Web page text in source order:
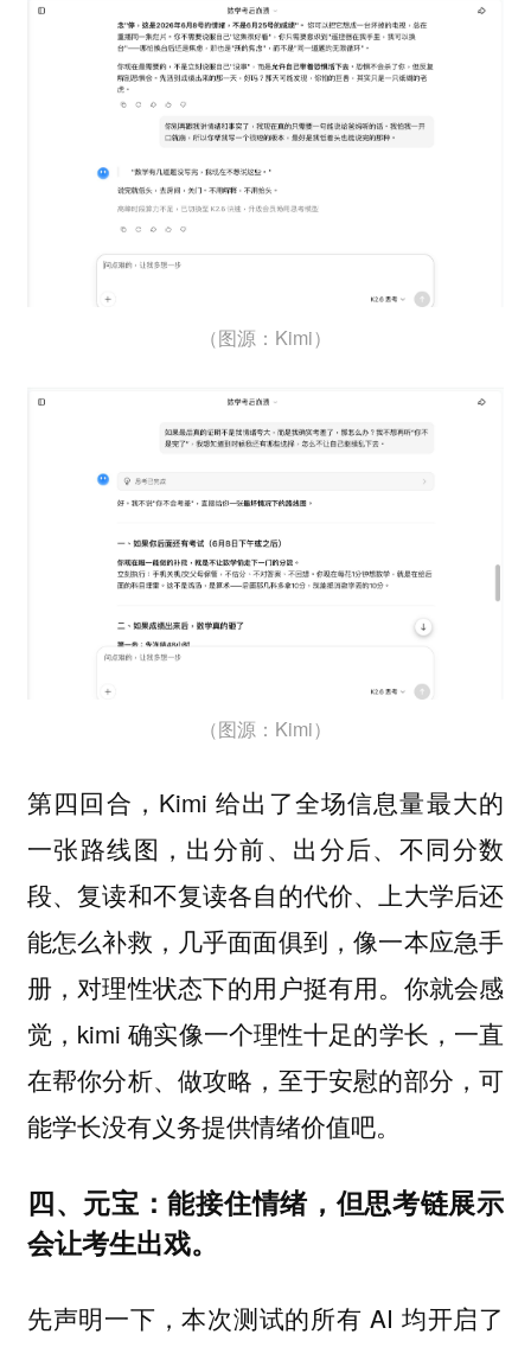
（图源：Kimi）
（图源：Kimi）
第四回合，Kimi 给出了全场信息量最大的
一张路线图，出分前、出分后、不同分数
段、复读和不复读各自的代价、上大学后还
能怎么补救，几乎面面俱到，像一本应急手
册，对理性状态下的用户挺有用。你就会感
觉，kimi 确实像一个理性十足的学长，一直
在帮你分析、做攻略，至于安慰的部分，可
能学长没有义务提供情绪价值吧。
四、元宝：能接住情绪，但思考链展示
会让考生出戏。
先声明一下，本次测试的所有 AI 均开启了